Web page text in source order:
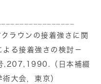
ラウンの接着強さに関
る接着強さの検討－
,207,1990.（日本補綴
大会，東京）